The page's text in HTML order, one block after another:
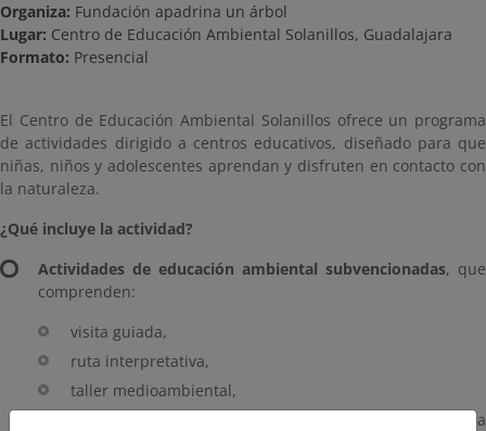
Organiza: Fundación apadrina un árbol
Lugar: Centro de Educación Ambiental Solanillos, Guadalajara
Formato: Presencial
El Centro de Educación Ambiental Solanillos ofrece un programa
de actividades dirigido a centros educativos, diseñado para que
niñas, niños y adolescentes aprendan y disfruten en contacto con
la naturaleza.
¿Qué incluye la actividad?
Actividades de educación ambiental subvencionadas, que
comprenden:
visita guiada,
ruta interpretativa,
taller medioambiental,
plantación de árboles para la reforestación de la zona